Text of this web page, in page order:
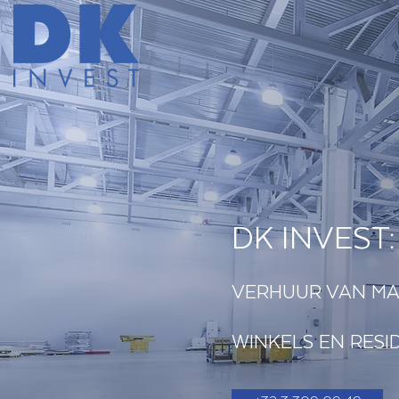
DK INVEST:
VERHUUR VAN
WINKELS EN